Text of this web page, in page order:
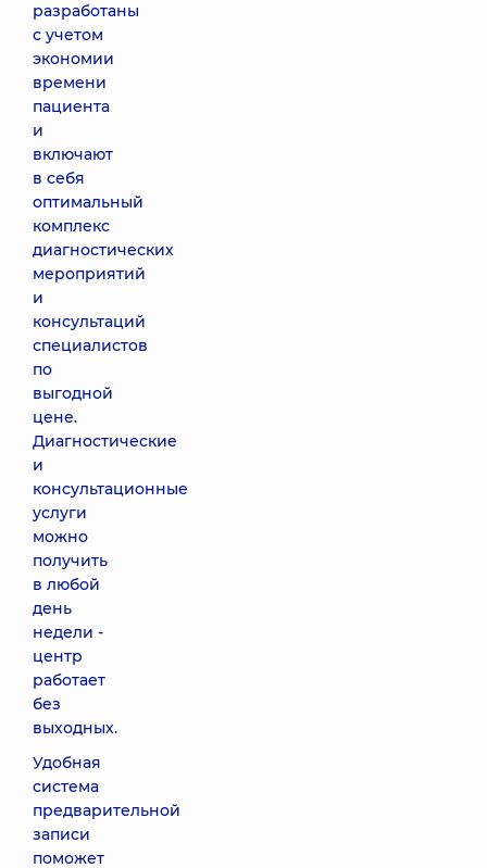
разработаны
с учетом
экономии
времени
пациента
и
включают
в себя
оптимальный
комплекс
диагностических
мероприятий
и
консультаций
специалистов
по
выгодной
цене.
Диагностические
и
консультационные
услуги
можно
получить
в любой
день
недели -
центр
работает
без
выходных.
Удобная
система
предварительной
записи
поможет